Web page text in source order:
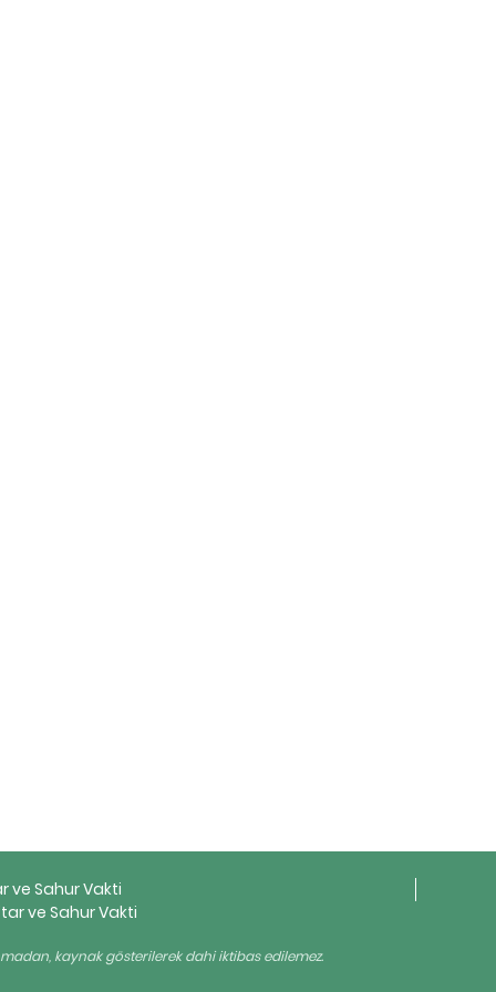
ve Sahur Vakti
ve Sahur Vakti
kaynak gösterilerek dahi iktibas edilemez.